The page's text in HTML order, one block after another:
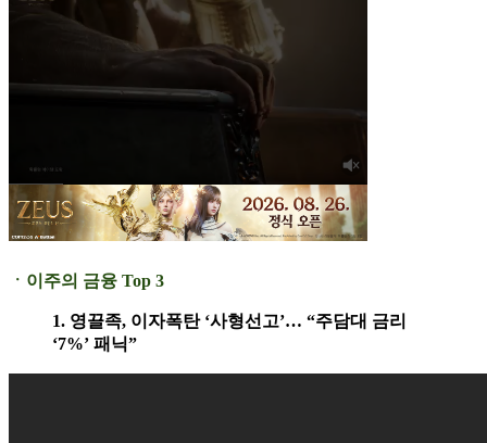
ㆍ이주의 금융 Top 3
1. 영끌족, 이자폭탄 ‘사형선고’… “주담대 금리
‘7%’ 패닉”